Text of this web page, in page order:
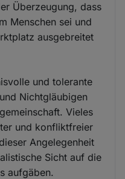
Überzeugung, dass
Menschen sei und
ausgebreitet
und tolerante
Nichtgläubigen
Vieles
und konfliktfreier
Angelegenheit
Sicht auf die
aufgäben.